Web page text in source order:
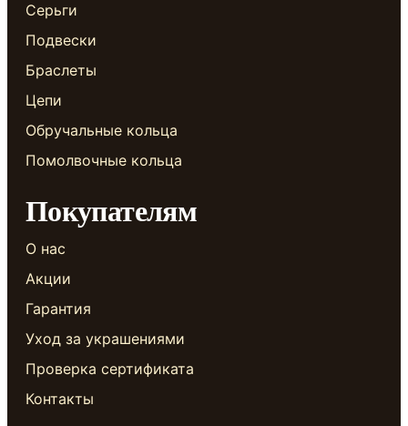
Серьги
Подвески
Браслеты
Цепи
Обручальные кольца
Помолвочные кольца
Покупателям
О нас
Акции
Гарантия
Уход за украшениями
Проверка сертификата
Контакты